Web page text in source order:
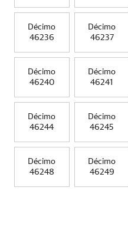
Décimo
46236
Décimo
46237
Décimo
46240
Décimo
46241
Décimo
46244
Décimo
46245
Décimo
46248
Décimo
46249